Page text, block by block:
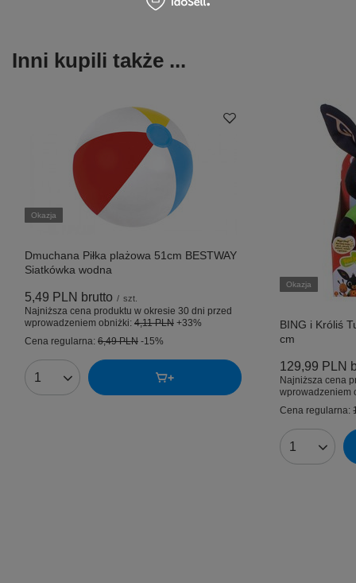
Inni kupili także ...
Okazja
Dmuchana Piłka plażowa 51cm BESTWAY
Siatkówka wodna
5,49 PLN brutto / szt.
Najniższa cena produktu w okresie 30 dni przed
wprowadzeniem obniżki: 4,11 PLN +33%
Cena regularna: 6,49 PLN -15%
Ilość produktów
Okazja
BING i Króliś
cm
129,99 PLN
Najniższa cena
wprowadzeniem
Cena regularna:
Ilość